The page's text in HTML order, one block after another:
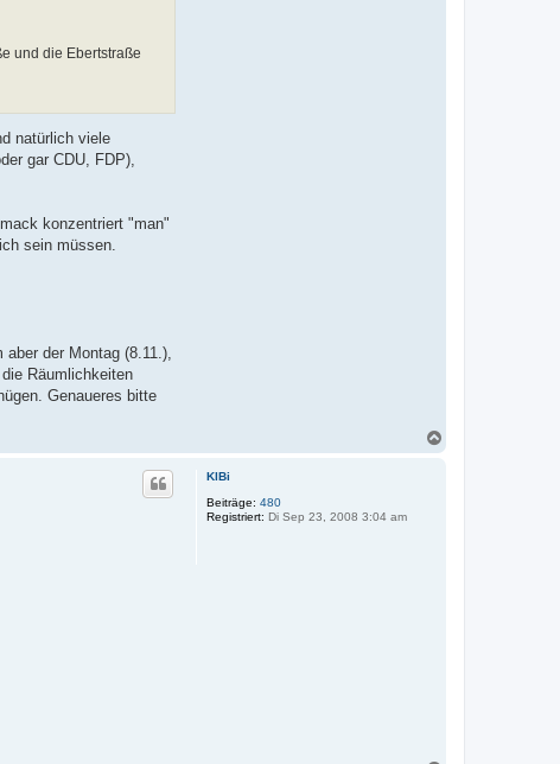
und die Ebertstraße
natürlich viele
gar CDU, FDP),
konzentriert "man"
sein müssen.
der Montag (8.11.),
Räumlichkeiten
Genaueres bitte
KlBi
Beiträge: 480
Registriert: Di Sep 23, 2008 3:04 am